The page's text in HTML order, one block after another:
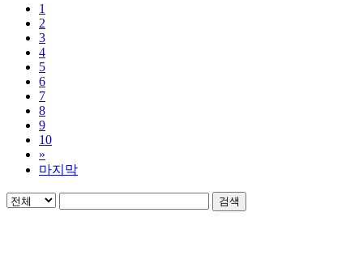
1
2
3
4
5
6
7
8
9
10
»
마지막
검색